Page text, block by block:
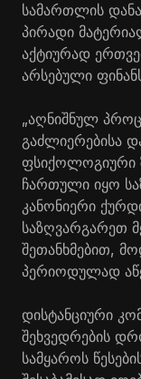
სამართლის
პირადი
აქტიურად
არსებული
„აღნიშნულ
გაძლიერებისა
ფსიქოლოგიური
ჩართული იყო
კანონიერი
საზღვარგარეთ
შეთანხმებით,
პერიოდულად
დისტანციური
შეხვედრების
სამყაროს